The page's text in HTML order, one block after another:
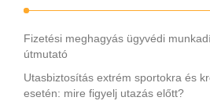
Fizetési meghagyás ügyvédi
útmutató
Utasbiztosítás extrém sportokra és
esetén: mire figyelj utazás előtt?